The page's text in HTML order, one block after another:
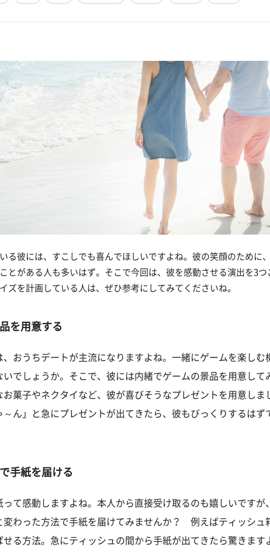
る彼には、すこしでも喜んでほしいですよね。彼の笑顔のために
とがある人も多いはず。そこで今回は、彼を感動させる演出を3つ
ズを計画している人は、ぜひ参考にしてみてくださいね。
を用意する
、おうちデートが主流になりますよね。一緒にゲームを楽しむ
いでしょうか。そこで、彼には内緒でゲームの景品を用意して
菓子やネクタイなど、彼が喜びそうなプレゼントを用意しま
～ん」と急にプレゼントが出てきたら、彼もびっくりするはず
手紙を届ける
って感動しますよね。本人から直接受け取るのも嬉しいですが
変わった方法で手紙を届けてみませんか？ 例えばティッシュ
せる方法。急にティッシュの間から手紙が出てきたら驚きます